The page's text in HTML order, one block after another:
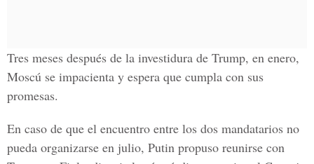
Tres meses después de la investidura de Trump, en enero,
Moscú se impacienta y espera que cumpla con sus
promesas.
En caso de que el encuentro entre los dos mandatarios no
pueda organizarse en julio, Putin propuso reunirse con